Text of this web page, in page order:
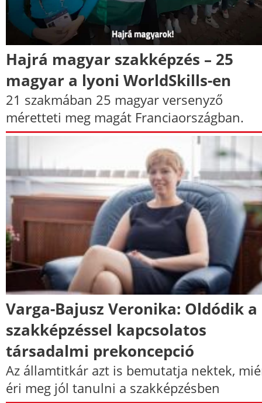
Hajrá magyar szakképzés – 25
magyar a lyoni WorldSkills-en
21 szakmában 25 magyar versenyző
méretteti meg magát Franciaországban.
Varga-Bajusz Veronika: Oldódik a
szakképzéssel kapcsolatos
társadalmi prekoncepció
Az államtitkár azt is bemutatja nektek,
éri meg jól tanulni a szakképzésben